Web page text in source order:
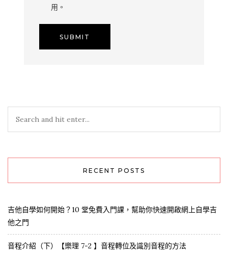
用。
RECENT POSTS
吉他自學如何開始？10 堂免費入門課，幫助你快速開啟網上自學吉
他之門
音程介紹（下）【樂理 7-2 】音程轉位及識別音程的方法